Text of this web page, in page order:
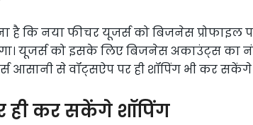
है कि नया फीचर यूजर्स को बिजनेस
यूजर्स को इसके लिए बिजनेस अकाउंट्स का
आसानी से वॉट्सऐप पर ही शॉपिंग भी कर
ही कर सकेंगे शॉपिंग